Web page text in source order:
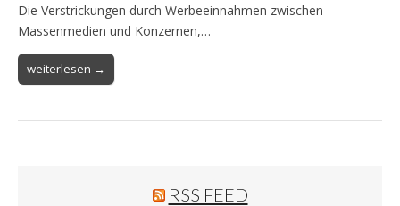
Die Verstrickungen durch Werbeeinnahmen zwischen
Massenmedien und Konzernen,…
weiterlesen →
RSS FEED